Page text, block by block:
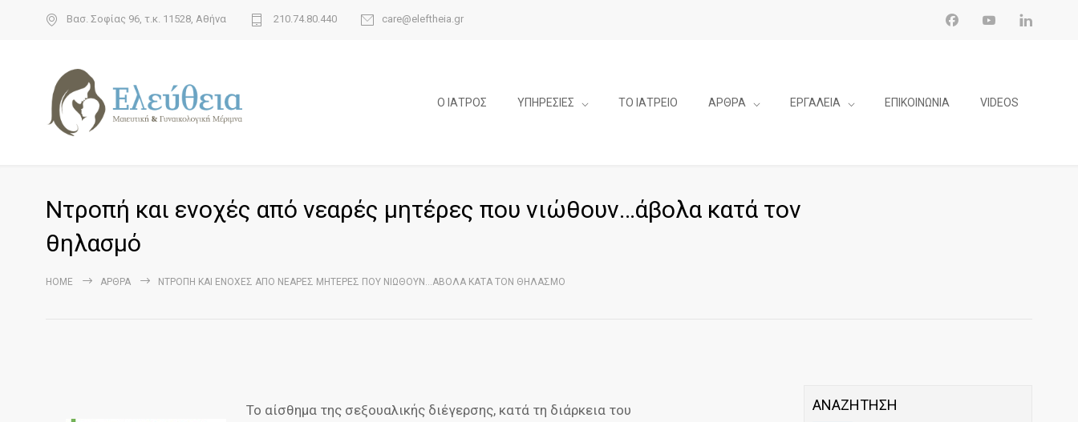
Βασ. Σοφίας 96, τ.κ. 11528, Αθήνα 210.74.80.440 care@eleftheia.gr
Ο ΙΑΤΡΟΣ ΥΠΗΡΕΣΙΕΣ ΤΟ ΙΑΤΡΕΙΟ ΑΡΘΡΑ ΕΡΓΑΛΕΙΑ ΕΠΙΚΟΙΝΩΝΙΑ VIDEOS
Ντροπή και ενοχές από νεαρές μητέρες που νιώθουν…άβολα κατά τον
θηλασμό
HOME ΆΡΘΡΑ ΝΤΡΟΠΉ ΚΑΙ ΕΝΟΧΈΣ ΑΠΌ ΝΕΑΡΈΣ ΜΗΤΈΡΕΣ ΠΟΥ ΝΙΏΘΟΥΝ…ΆΒΟΛΑ ΚΑΤΆ ΤΟΝ ΘΗΛΑΣΜΌ
Το αίσθημα της σεξουαλικής διέγερσης, κατά τη διάρκεια του
ΑΝΑΖΗΤΗΣΗ